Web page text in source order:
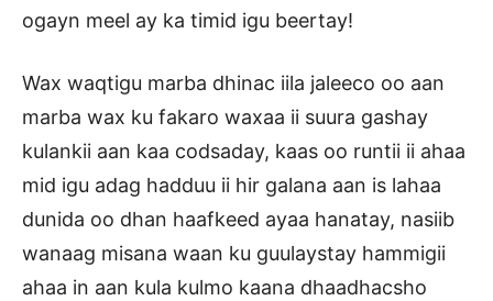
ogayn meel ay ka timid igu beertay!
Wax waqtigu marba dhinac iila jaleeco oo aan
marba wax ku fakaro waxaa ii suura gashay
kulankii aan kaa codsaday, kaas oo runtii ii ahaa
mid igu adag hadduu ii hir galana aan is lahaa
dunida oo dhan haafkeed ayaa hanatay, nasiib
wanaag misana waan ku guulaystay hammigii
ahaa in aan kula kulmo kaana dhaadhacsho